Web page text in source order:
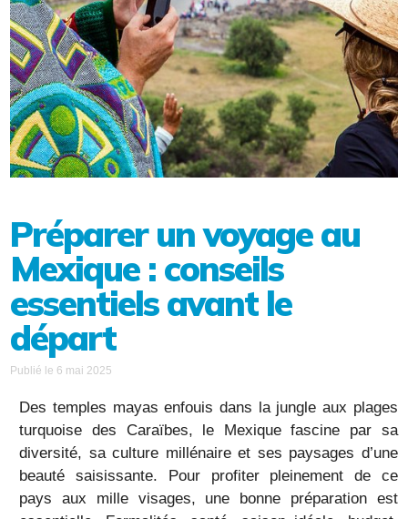
Préparer un voyage au
Mexique : conseils
essentiels avant le
départ
Publié le 6 mai 2025
Des temples mayas enfouis dans la jungle aux plages
turquoise des Caraïbes, le Mexique fascine par sa
diversité, sa culture millénaire et ses paysages d’une
beauté saisissante. Pour profiter pleinement de ce
pays aux mille visages, une bonne préparation est